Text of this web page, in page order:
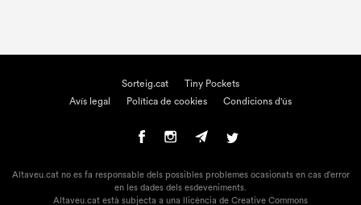
Sorteig.cat
Tiny Pockets
Avís legal
Política de cookies Condicions d'ús
Altaveu.cat no es fa responsable dels possibles problemes ocasionats en cas d'error
en les dades dels esdeveniments.
Altaveu.cat està subjecta a una llicència de Creative Commons